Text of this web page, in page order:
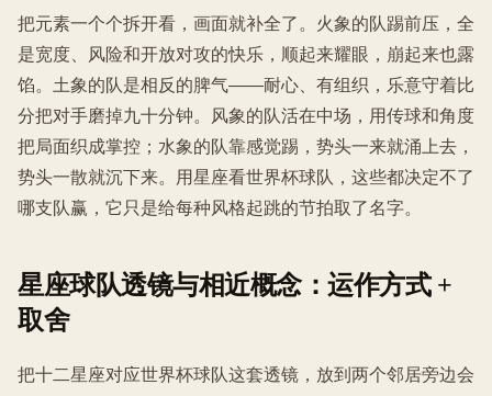
把元素一个个拆开看，画面就补全了。火象的队踢前压，全
是宽度、风险和开放对攻的快乐，顺起来耀眼，崩起来也露
馅。土象的队是相反的脾气——耐心、有组织，乐意守着比
分把对手磨掉九十分钟。风象的队活在中场，用传球和角度
把局面织成掌控；水象的队靠感觉踢，势头一来就涌上去，
势头一散就沉下来。用星座看世界杯球队，这些都决定不了
哪支队赢，它只是给每种风格起跳的节拍取了名字。
星座球队透镜与相近概念：运作方式 +
取舍
把十二星座对应世界杯球队这套透镜，放到两个邻居旁边会